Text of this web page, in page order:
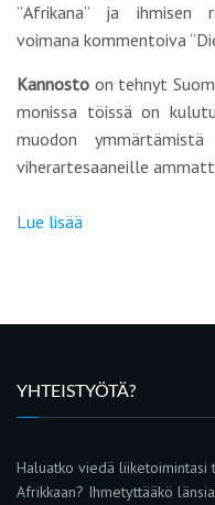
”Afrikana” ja ihmisen
voimana kommentoiva ”
Kannosto on tehnyt
monissa töissä on
muodon
viherartesaaneille
Lue lisää
YHTEISTYÖTÄ?
Haluatko viedä liiketoimintasi
Afrikkaan? Ihmetyttääkö